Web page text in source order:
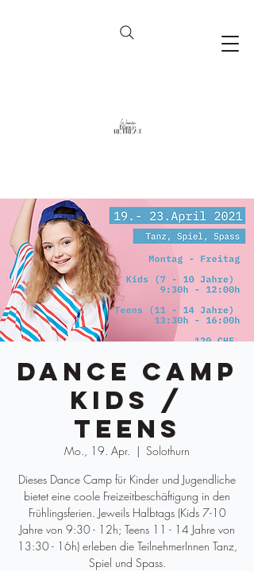
Dance Camp
Kids /
Teens
Mo., 19. Apr.
  |
Solothurn
Dieses Dance Camp für Kinder und Jugendliche
bietet eine coole Freizeitbeschäftigung in den
Frühlingsferien. Jeweils Halbtags (Kids 7-10
Jahre von 9:30 - 12h; Teens 11 - 14 Jahre von
13:30 - 16h) erleben die TeilnehmerInnen Tanz,
Spiel und Spass.